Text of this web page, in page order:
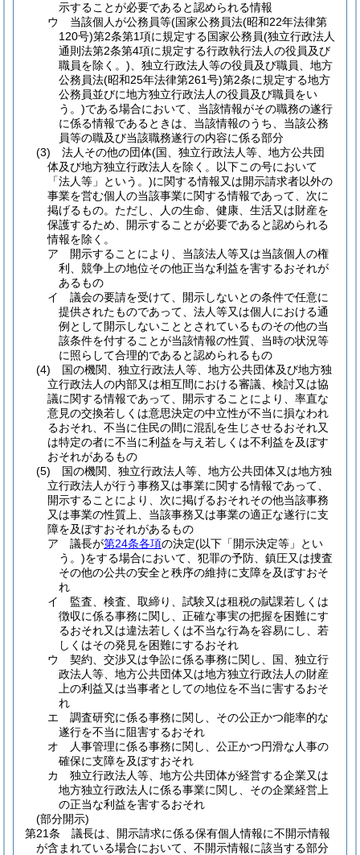
示することが必要であると認められる情報
ウ
当該個人が公務員等(国家公務員法(昭和22年法律第
120号)第2条第1項に規定する国家公務員(独立行政法人
通則法第2条第4項に規定する行政執行法人の役員及び
職員を除く。) 、独立行政法人等の役員及び職員、地方
公務員法(昭和25年法律第261号)第2条に規定する地方
公務員並びに地方独立行政法人の役員及び職員をい
う。)である場合において、当該情報がその職務の遂行
に係る情報であるときは、当該情報のうち、当該公務
員等の職及び当該職務遂行の内容に係る部分
(3)
法人その他の団体(国、独立行政法人等、地方公共団
体及び地方独立行政法人を除く。以下この号において
「法人等」という。)に関する情報又は開示請求者以外の
事業を営む個人の当該事業に関する情報であって、次に
掲げるもの。 ただし、人の生命、健康、生活又は財産を
保護するため、開示することが必要であると認められる
情報を除く。
ア
開示することにより、当該法人等又は当該個人の権
利、競争上の地位その他正当な利益を害するおそれが
あるもの
イ
議会の要請を受けて、開示しないとの条件で任意に
提供されたものであって、法人等又は個人における通
例として開示しないこととされているものその他の当
該条件を付することが当該情報の性質、当時の状況等
に照らして合理的であると認められるもの
(4)
国の機関、独立行政法人等、地方公共団体及び地方独
立行政法人の内部又は相互間における審議、検討又は協
議に関する情報であって、開示することにより、率直な
意見の交換若しくは意思決定の中立性が不当に損なわれ
るおそれ、不当に住民の間に混乱を生じさせるおそれ又
は特定の者に不当に利益を与え若しくは不利益を及ぼす
おそれがあるもの
(5)
国の機関、独立行政法人等、地方公共団体又は地方独
立行政法人が行う事務又は事業に関する情報であって、
開示することにより、次に掲げるおそれその他当該事務
又は事業の性質上、当該事務又は事業の適正な遂行に支
障を及ぼすおそれがあるもの
ア
議長が第24条各項の決定(以下「開示決定等」とい
う。)をする場合において、犯罪の予防、鎮圧又は捜査
その他の公共の安全と秩序の維持に支障を及ぼすおそ
れ
イ
監査、検査、取締り、試験又は租税の賦課若しくは
徴収に係る事務に関し、正確な事実の把握を困難にす
るおそれ又は違法若しくは不当な行為を容易にし、若
しくはその発見を困難にするおそれ
ウ
契約、交渉又は争訟に係る事務に関し、国、独立行
政法人等、地方公共団体又は地方独立行政法人の財産
上の利益又は当事者としての地位を不当に害するおそ
れ
エ
調査研究に係る事務に関し、その公正かつ能率的な
遂行を不当に阻害するおそれ
オ
人事管理に係る事務に関し、公正かつ円滑な人事の
確保に支障を及ぼすおそれ
カ
独立行政法人等、地方公共団体が経営する企業又は
地方独立行政法人に係る事業に関し、その企業経営上
の正当な利益を害するおそれ
(部分開示)
第21条
議長は、開示請求に係る保有個人情報に不開示情報
が含まれている場合において、不開示情報に該当する部分